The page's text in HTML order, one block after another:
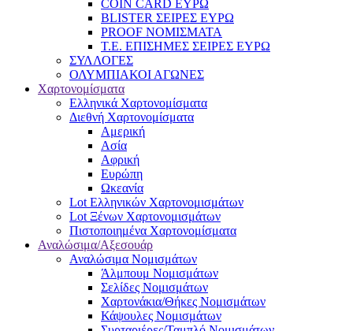
COIN CARD ΕΥΡΩ
BLISTER ΣΕΙΡΕΣ ΕΥΡΩ
PROOF ΝΟΜΙΣΜΑΤΑ
Τ.Ε. ΕΠΙΣΗΜΕΣ ΣΕΙΡΕΣ ΕΥΡΩ
ΣΥΛΛΟΓΕΣ
ΟΛΥΜΠΙΑΚΟΙ ΑΓΩΝΕΣ
Χαρτονομίσματα
Eλληνικά Χαρτονομίσματα
Διεθνή Χαρτονομίσματα
Αμερική
Ασία
Αφρική
Ευρώπη
Ωκεανία
Lot Ελληνικών Χαρτονομισμάτων
Lot Ξένων Χαρτονομισμάτων
Πιστοποιημένα Χαρτονομίσματα
Αναλώσιμα/Αξεσουάρ
Αναλώσιμα Νομισμάτων
Άλμπουμ Νομισμάτων
Σελίδες Νομισμάτων
Χαρτονάκια/Θήκες Νομισμάτων
Κάψουλες Νομισμάτων